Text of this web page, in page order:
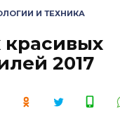
И ТЕХНИКА
красивых
2017